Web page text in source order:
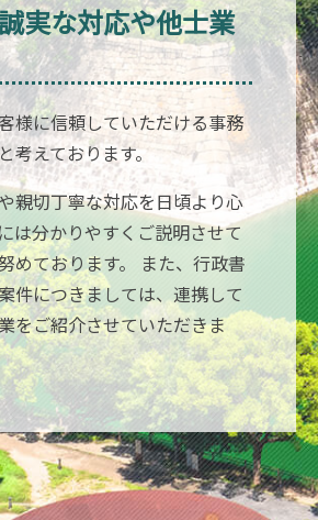
実な対応や他士業
様に信頼していただける事務
考えております。
親切丁寧な対応を日頃より心
は分かりやすくご説明させて
めております。 また、行政書
件につきましては、連携して
をご紹介させていただきま